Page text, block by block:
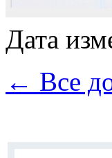
Дата
← Все